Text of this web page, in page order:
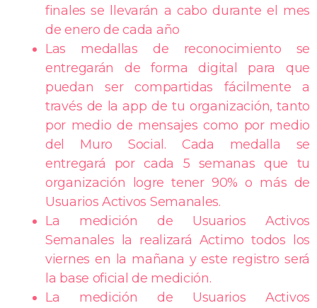
finales se llevarán a cabo durante el mes
de enero de cada año
Las medallas de reconocimiento se
entregarán de forma digital para que
puedan ser compartidas fácilmente a
través de la app de tu organización, tanto
por medio de mensajes como por medio
del Muro Social. Cada medalla se
entregará por cada 5 semanas que tu
organización logre tener 90% o más de
Usuarios Activos Semanales.
La medición de Usuarios Activos
Semanales la realizará Actimo todos los
viernes en la mañana y este registro será
la base oficial de medición.
La medición de Usuarios Activos